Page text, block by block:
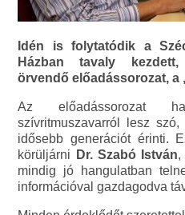
Idén is folytatódik a
Házban tavaly
örvendő előadássorozat, a
Az előadássorozat
szívritmuszavarról lesz
idősebb generációt érinti.
körüljárni
Dr. Szabó István,
mindig jó hangulatban
információval gazdagodva